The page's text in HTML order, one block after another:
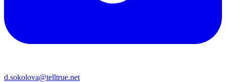
d.sokolova@telltrue.net